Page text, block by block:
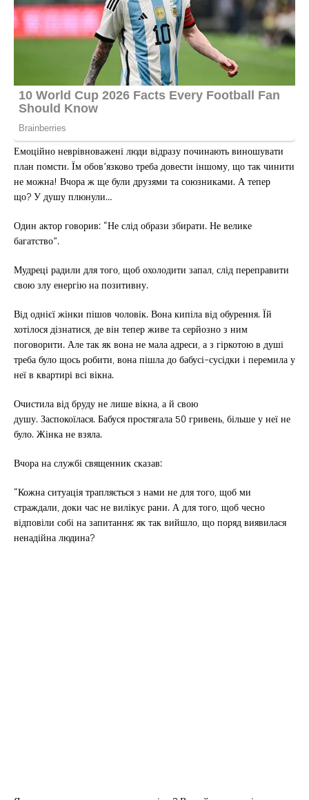
Емоційно неврівноважені люди відразу починають виношувати
план помсти. Їм обов’язково треба довести іншому, що так чинити
не можна! Вчора ж ще були друзями та союзниками. А тепер
що? У душу плюнули…
Один актор говорив: “Не слід образи збирати. Не велике
багатство”.
Мудреці радили для того, щоб охолодити запал, слід переправити
свою злу енергію на позитивну.
Від однієї жінки пішов чоловік. Вона кипіла від обурення. Їй
хотілося дізнатися, де він тепер живе та серйозно з ним
поговорити. Але так як вона не мала адреси, а з гіркотою в душі
треба було щось робити, вона пішла до бабусі-сусідки і перемила у
неї в квартирі всі вікна.
Очистила від бруду не лише вікна, а й свою
душу. Заспокоїлася. Бабуся простягала 50 гривень, більше у неї не
було. Жінка не взяла.
Вчора на службі священник сказав:
“Кожна ситуація трапляється з нами не для того, щоб ми
страждали, доки час не вилікує рани. А для того, щоб чесно
відповіли собі на запитання: як так вийшло, що поряд виявилася
ненадійна людина?